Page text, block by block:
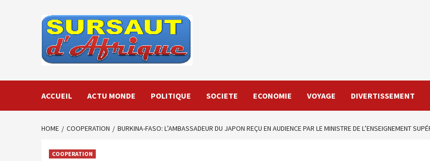
ACCUEIL ACTU MONDE POLITIQUE SOCIETE ECONOMIE VOYAGE DIVERTISSEMENT
HOME COOPERATION BURKINA-FASO: L’AMBASSADEUR DU JAPON REÇU EN AUDIENCE PAR LE MINISTRE DE L’ENSEIGNEMENT
COOPERATION